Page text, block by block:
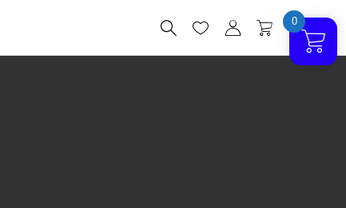
    0